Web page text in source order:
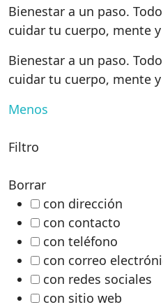
Bienestar a un paso.
cuidar tu cuerpo, mente
Bienestar a un paso.
cuidar tu cuerpo, mente
Menos
Filtro
Borrar
con dirección
con contacto
con teléfono
con correo
con redes sociales
con sitio web